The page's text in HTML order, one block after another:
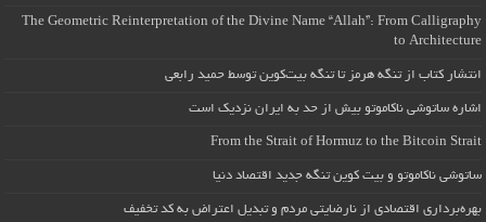
The Geometric Reinterpretation of the Divine Name “Allah”: From Calligraphy
to Architecture
انتشار کتاب از تنگه هرمز تا تنگه بیت‌کوین توسط حمید رابعی
اشاره ساتوشی ناکاموتو بیش از حد به ایران نزدیک است
From the Strait of Hormuz to the Bitcoin Strait
ساتوشی ناکاموتو و بیت کوین تنگه جدید اقتصاد دنیا
بهره‌برداری اقتصادی از نارضایتی مردم و تبدیل اعتراض به کد تخفیف